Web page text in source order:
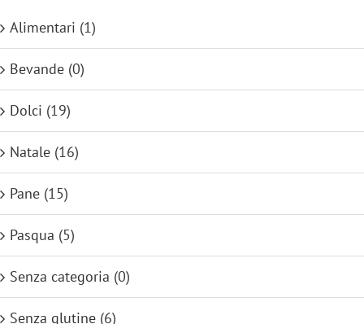
Alimentari (1)
Bevande (0)
Dolci (19)
Natale (16)
Pane (15)
Pasqua (5)
Senza categoria (0)
Senza glutine (6)